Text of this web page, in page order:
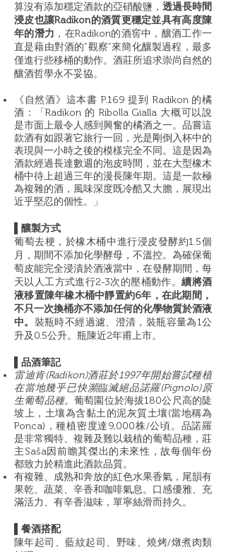
算沒有添加穩定酒款的亞硝酸鹽， 透過長時間
浸皮也讓Radikon的酒質更穩定並具有高度陳
年的潛力 ，在Radikon的酒窖中，釀酒工作一
直是藉由對酒的”觀察”來簡化釀製過程，最多
僅進行些移桶的動作。酒莊所追求崇尚自然的
釀酒哲學永不妥協。
《自然酒》這本書 P.169 提到 Radikon 的橘
酒：「Radikon 的 Ribolla Gialla 大概可以說
是市面上最令人感到興奮的橘酒之一。品嘗這
款酒有如跟著它旅行一回，光是剛倒入杯中的
表現與一小時之後的模樣完全不同。這是因為
酒款經過長達數週的泡皮時間，並在大型橡木
桶中待上超過三年的漫長陳年期。這是一款極
為複雜的酒，風味深度既冷酷又大膽，展現出
近乎堅忍的個性。」
▌釀製方式
葡萄去梗，於橡木桶中進行浸皮發酵約1.5個
月，期間不添加化學酵母，不溫控。為確保葡
萄皮能完全浸漬於酒液當中，在發酵期間，每
天以人工方式進行2-3次的壓桶動作。續將酒
液移置陳年橡木桶中靜置約6年，在此期間，
不只一次換桶亦不添加任何的化學物質於酒液
中。 裝瓶時不經過濾、澄清，裝瓶容量為1公
升及0.5公升。瓶陳近2年甫上市。
▌品酒筆記
雷迪肯(Radikon)酒莊於1997年開始嘗試種植
在當地幾乎已快瀕臨滅絕品諾羅(Pignolo)原
生葡萄品種。 葡萄園位於海拔180公尺高的陡
坡上，土壤為含黏土的泥灰質土壤(當地稱為
Ponca)，種植密度達9,000株/公頃。品諾羅
是非常獨特、複雜及難以栽植的葡萄品種，莊
主Saša因前瞻其傑出的未來性，故每個年份
都致力於精進此酒款品質。
有複雜、成熟和奔放的紅色水果香氣，尾韻有
果乾、蔬菜、辛香和咖啡氣息。口感優雅、充
滿活力、有辛香滋味，單寧絲滑而持久。
▌餐酒搭配
陳年起司、藍紋起司、野味、燒烤/燉煮肉類